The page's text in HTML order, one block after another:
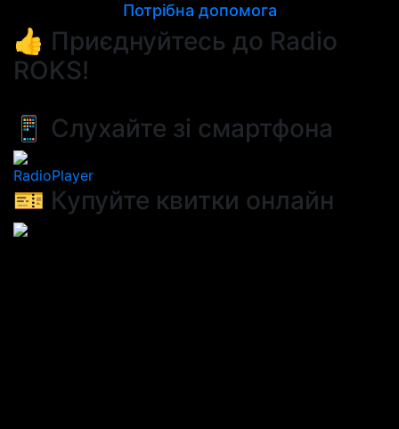
Потрібна допомога
👍 Приєднуйтесь до Radio
ROKS!
📱 Слухайте зі смартфона
RadioPlayer
🎫 Купуйте квитки онлайн